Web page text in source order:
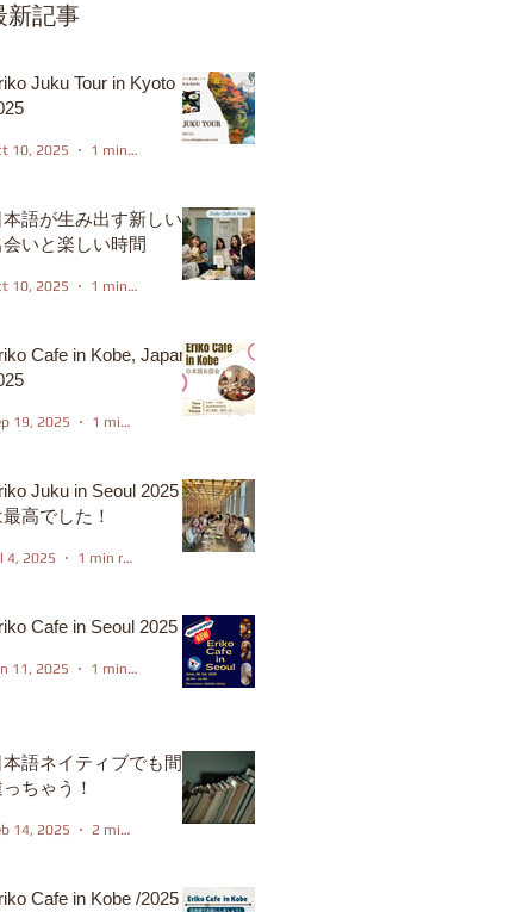
新記事
Juku Tour in Kyoto
10, 2025 1 min read
本語が生み出す新しい
会いと楽しい時間
10, 2025 1 min read
Cafe in Kobe, Japan
19, 2025 1 min read
Juku in Seoul 2025
最高でした！
4, 2025 1 min read
Cafe in Seoul 2025
11, 2025 1 min read
本語ネイティブでも間
ちゃう！
14, 2025 2 min read
Cafe in Kobe /2025